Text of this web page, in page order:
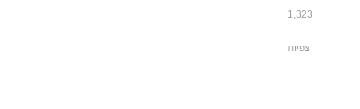
1,323
צפיות